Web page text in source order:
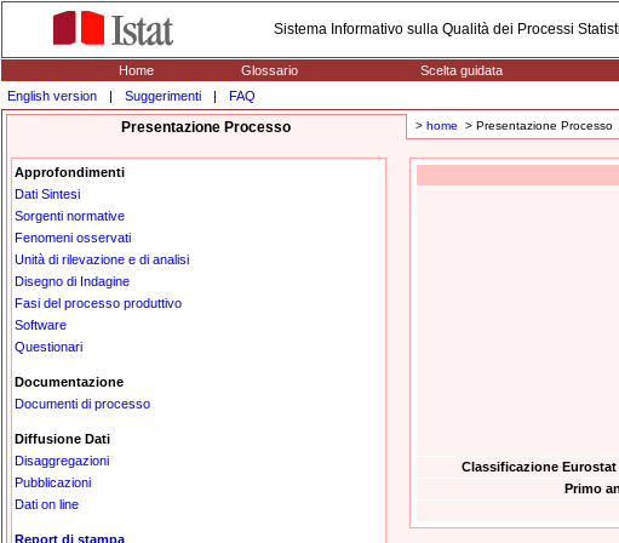
Sistema Informativo sulla Qualità dei Processi
Home Glossario Scelta guidata
English version
| Suggerimenti | FAQ
Presentazione Processo > home > Presentazione Processo
Approfondimenti
Dati Sintesi
Sorgenti normative
Fenomeni osservati
Unità di rilevazione e di analisi
Disegno di Indagine
Fasi del processo produttivo
Software
Questionari
Documentazione
Documenti di processo
Diffusione Dati
Disaggregazioni
Pubblicazioni
Dati on line
Report di stampa
Classificazione
Primo